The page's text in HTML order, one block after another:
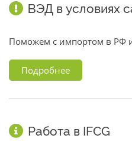
ВЭД в условиях
Поможем с импортом в РФ
Подробнее
Работа в IFCG